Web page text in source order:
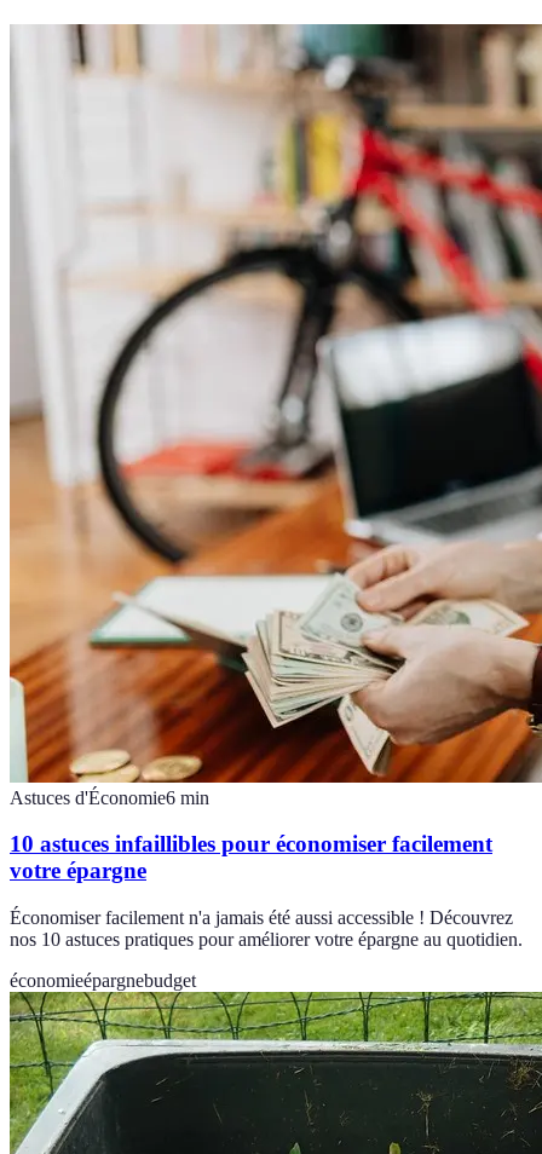
Astuces d'Économie6 min
10 astuces infaillibles pour économiser facilement
votre épargne
Économiser facilement n'a jamais été aussi accessible ! Découvrez
nos 10 astuces pratiques pour améliorer votre épargne au quotidien.
économieépargnebudget